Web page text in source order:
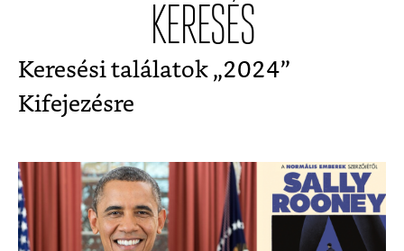
KERESÉS
Keresési találatok „2024”
Kifejezésre